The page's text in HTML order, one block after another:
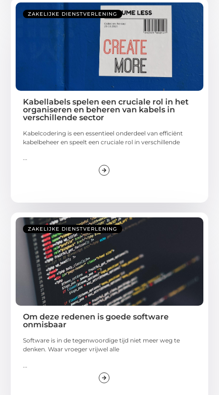
ZAKELIJKE DIENSTVERLENING
Kabellabels spelen een cruciale rol in het
organiseren en beheren van kabels in
verschillende sector
Kabelcodering is een essentieel onderdeel van efficiënt
kabelbeheer en speelt een cruciale rol in verschillende
...
ZAKELIJKE DIENSTVERLENING
Om deze redenen is goede software
onmisbaar
Software is in de tegenwoordige tijd niet meer weg te
denken. Waar vroeger vrijwel alle